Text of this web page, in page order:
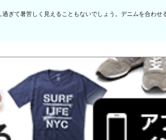
て暑苦しく見えることもないでしょう。デニムを合わ